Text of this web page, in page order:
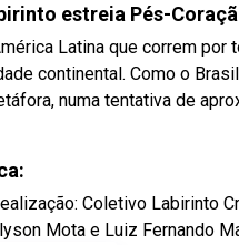
estreia Pés-
Latina que correm
continental. Como o
numa tentativa de
Coletivo Labirinto
Mota e Luiz Fernando